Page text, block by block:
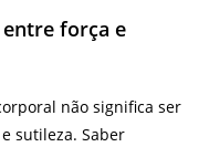
força e
não significa ser
sutileza. Saber